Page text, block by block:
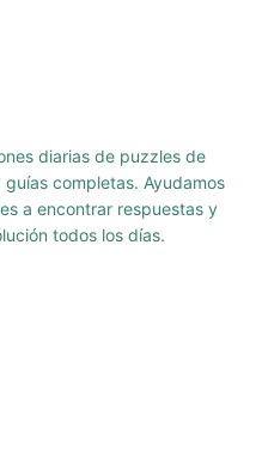
diarias de puzzles de
completas. Ayudamos
a encontrar respuestas y
todos los días.